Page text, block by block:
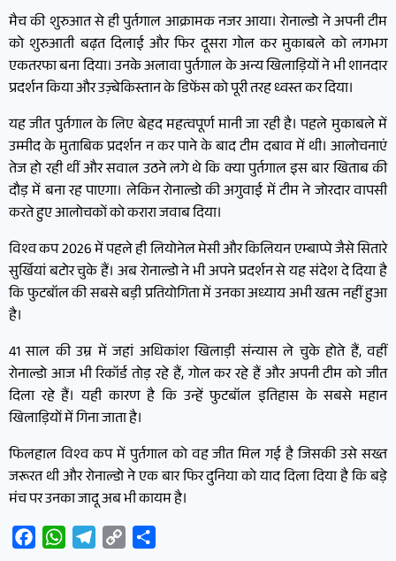
मैच की शुरुआत से ही पुर्तगाल आक्रामक नजर आया। रोनाल्डो ने अपनी टीम
को शुरुआती बढ़त दिलाई और फिर दूसरा गोल कर मुकाबले को लगभग
एकतरफा बना दिया। उनके अलावा पुर्तगाल के अन्य खिलाड़ियों ने भी शानदार
प्रदर्शन किया और उज़्बेकिस्तान के डिफेंस को पूरी तरह ध्वस्त कर दिया।
यह जीत पुर्तगाल के लिए बेहद महत्वपूर्ण मानी जा रही है। पहले मुकाबले में
उम्मीद के मुताबिक प्रदर्शन न कर पाने के बाद टीम दबाव में थी। आलोचनाएं
तेज हो रही थीं और सवाल उठने लगे थे कि क्या पुर्तगाल इस बार खिताब की
दौड़ में बना रह पाएगा। लेकिन रोनाल्डो की अगुवाई में टीम ने जोरदार वापसी
करते हुए आलोचकों को करारा जवाब दिया।
विश्व कप 2026 में पहले ही लियोनेल मेसी और किलियन एम्बाप्पे जैसे सितारे
सुर्खियां बटोर चुके हैं। अब रोनाल्डो ने भी अपने प्रदर्शन से यह संदेश दे दिया है
कि फुटबॉल की सबसे बड़ी प्रतियोगिता में उनका अध्याय अभी खत्म नहीं हुआ
है।
41 साल की उम्र में जहां अधिकांश खिलाड़ी संन्यास ले चुके होते हैं, वहीं
रोनाल्डो आज भी रिकॉर्ड तोड़ रहे हैं, गोल कर रहे हैं और अपनी टीम को जीत
दिला रहे हैं। यही कारण है कि उन्हें फुटबॉल इतिहास के सबसे महान
खिलाड़ियों में गिना जाता है।
फिलहाल विश्व कप में पुर्तगाल को वह जीत मिल गई है जिसकी उसे सख्त
जरूरत थी और रोनाल्डो ने एक बार फिर दुनिया को याद दिला दिया है कि बड़े
मंच पर उनका जादू अब भी कायम है।
FacebookWhatsAppTelegram
Copy